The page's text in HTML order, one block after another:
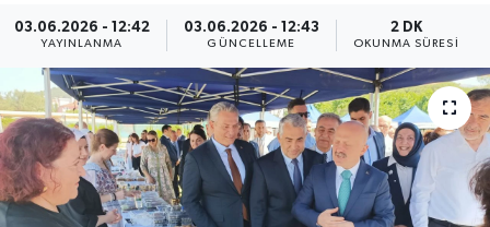
03.06.2026 - 12:42
YAYINLANMA
03.06.2026 - 12:43
GÜNCELLEME
2 DK
OKUNMA SÜRESI